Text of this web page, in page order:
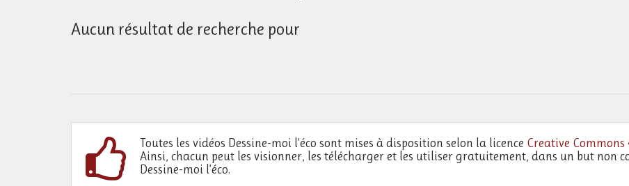
Aucun résultat de recherche pour
Toutes les vidéos Dessine-moi l’éco sont mises à disposition selon la licence Creative Commons
Ainsi, chacun peut les visionner, les télécharger et les utiliser gratuitement, dans un but non
Dessine-moi l’éco.